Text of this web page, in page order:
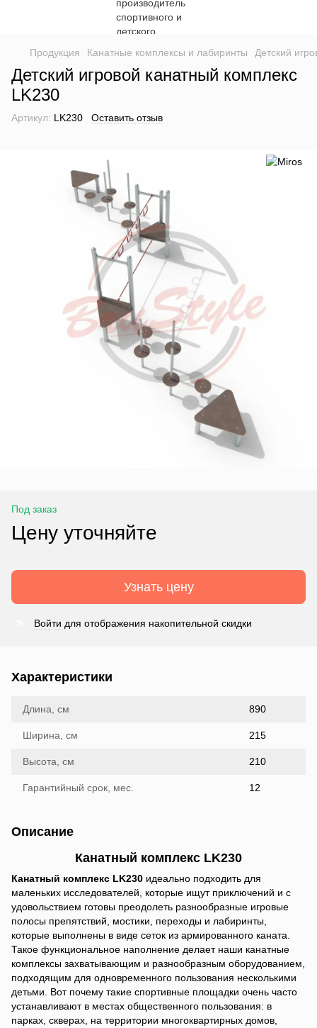
Продукция Канатные комплексы и лабиринты Детский
Детский игровой канатный комплекс
LK230
Артикул: LK230 Оставить отзыв
Под заказ
Цену уточняйте
Узнать цену
Войти для отображения накопительной скидки
Характеристики
Длина, см 890
Ширина, см 215
Высота, см 210
Гарантийный срок, мес. 12
Описание
Канатный комплекс LK230
Канатный комплекс LK230 идеально подходить для
маленьких исследователей, которые ищут приключений и с
удовольствием готовы преодолеть разнообразные игровые
полосы препятствий, мостики, переходы и лабиринты,
которые выполнены в виде сеток из армированного каната.
Такое функциональное наполнение делает наши канатные
комплексы захватывающим и разнообразным оборудованием,
подходящим для одновременного пользования несколькими
детьми. Вот почему такие спортивные площадки очень часто
устанавливают в местах общественного пользования: в
парках, скверах, на территории многоквартирных домов,